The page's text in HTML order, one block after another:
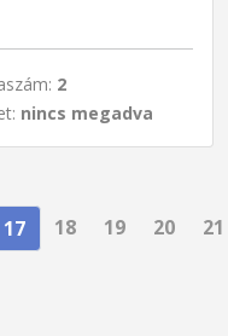
2
nincs megadva
17 18 19 20 21